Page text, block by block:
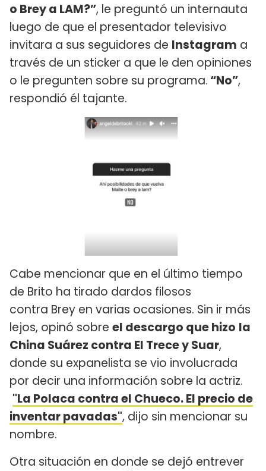
o Brey a LAM?”, le preguntó un internauta
luego de que el presentador televisivo
invitara a sus seguidores de Instagram a
través de un sticker a que le den opiniones
o le pregunten sobre su programa. “No”,
respondió él tajante.
Cabe mencionar que en el último tiempo
de Brito ha tirado dardos filosos
contra Brey en varias ocasiones. Sin ir más
lejos, opinó sobre el descargo que hizo la
China Suárez contra El Trece y Suar,
donde su expanelista se vio involucrada
por decir una información sobre la actriz.
"La Polaca contra el Chueco. El precio de
inventar pavadas", dijo sin mencionar su
nombre.
Otra situación en donde se dejó entrever